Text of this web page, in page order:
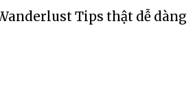
Tips thật dễ dàng